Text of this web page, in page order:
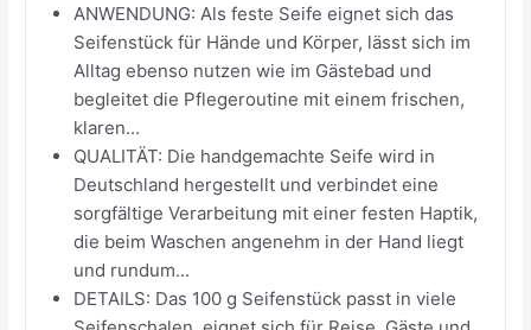
ANWENDUNG: Als feste Seife eignet sich das
Seifenstück für Hände und Körper, lässt sich im
Alltag ebenso nutzen wie im Gästebad und
begleitet die Pflegeroutine mit einem frischen,
klaren...
QUALITÄT: Die handgemachte Seife wird in
Deutschland hergestellt und verbindet eine
sorgfältige Verarbeitung mit einer festen Haptik,
die beim Waschen angenehm in der Hand liegt
und rundum...
DETAILS: Das 100 g Seifenstück passt in viele